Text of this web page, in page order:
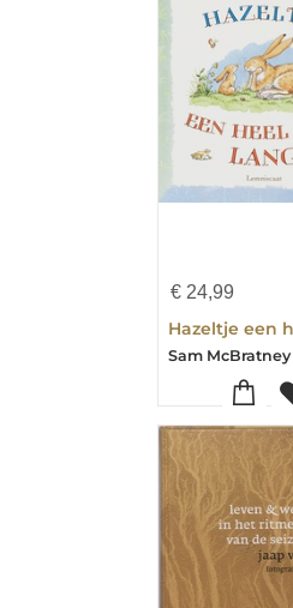
€ 24,99
Sam McBratney